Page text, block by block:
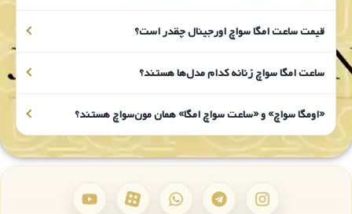
قیمت ساعت امگا سواچ اورجینال چقدر است؟
ساعت امگا سواچ زنانه کدام مدل‌ها هستند؟
«اومگا سواچ» و «ساعت سواچ امگا» همان مون‌سواچ هستند؟